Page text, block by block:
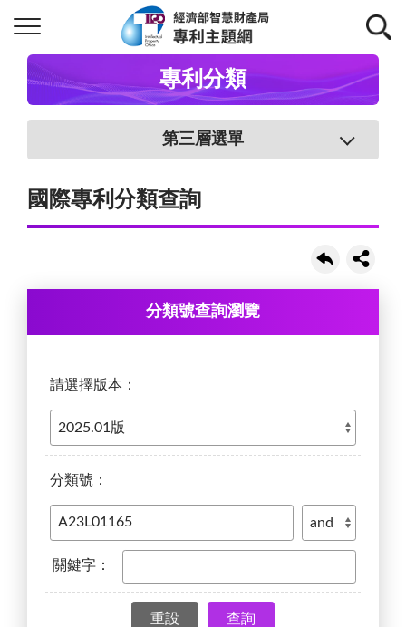
專利分類
第三層選單
國際專利分類查詢
分類號查詢瀏覽
請選擇版本：
分類號：
關鍵字：
查詢